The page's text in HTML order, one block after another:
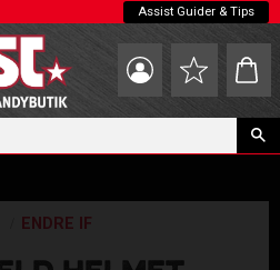
Assist Guider & Tips
Favoriter
ENDRE IF